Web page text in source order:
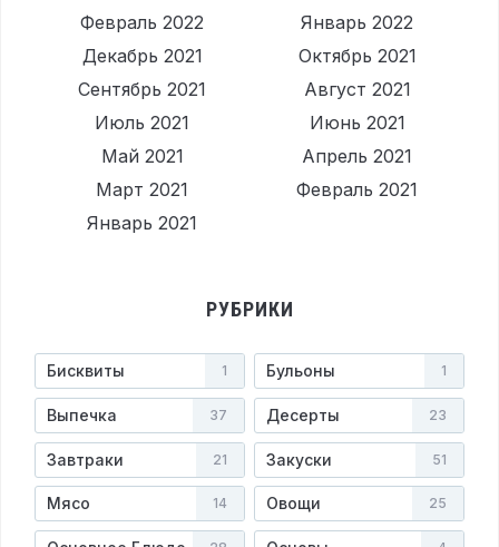
Февраль 2022
Январь 2022
Декабрь 2021
Октябрь 2021
Сентябрь 2021
Август 2021
Июль 2021
Июнь 2021
Май 2021
Апрель 2021
Март 2021
Февраль 2021
Январь 2021
РУБРИКИ
Бисквиты 1 Бульоны 1
Выпечка 37 Десерты 23
Завтраки 21 Закуски 51
Мясо 14 Овощи 25